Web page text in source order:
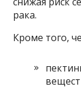
рака.
Кроме того,